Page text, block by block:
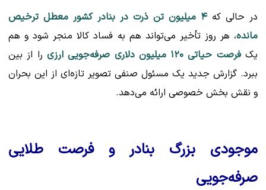
در حالی که
۴ میلیون تن ذرت در بنادر کشور معطل ترخیص
مانده، هر روز تأخیر می‌تواند هم به فساد کالا منجر شود و هم
یکفرصت حیاتی ۱۲۰ میلیون دلاری صرفه‌جویی ارزی
را از بین
ببرد. گزارش جدید یک مسئول صنفی تصویر تازه‌ای از این بحران
و نقش بخش خصوصی ارائه می‌دهد.
موجودی بزرگ بنادر و فرصت طلایی
صرفه‌جویی